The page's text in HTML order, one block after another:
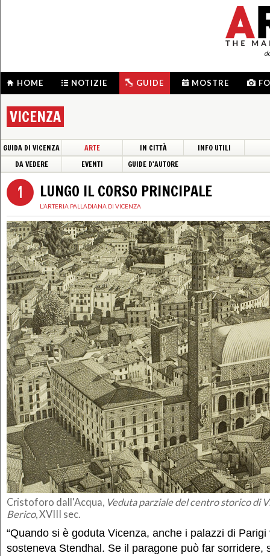
HOME NOTIZIE GUIDE MOSTRE
VICENZA
GUIDA DI VICENZA ARTE IN CITTÀ
INFO UTILI
DA VEDERE
EVENTI GUIDE D'AUTORE
LUNGO IL CORSO PRINCIPALE
L'ARTERIA PALLADIANA DI VICENZA
Cristoforo dall'Acqua, Veduta parziale del centro storico di
Berico, XVIII sec.
“Quando si è goduta Vicenza, anche i palazzi di Parigi
sosteneva Stendhal. Se il paragone può far sorridere,